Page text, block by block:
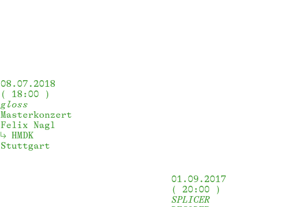
08.07.2018
18:00
gloss
Masterkonzert
Felix Nagl
HMDK
Stuttgart
01.09.2017
20:00
SPLICER